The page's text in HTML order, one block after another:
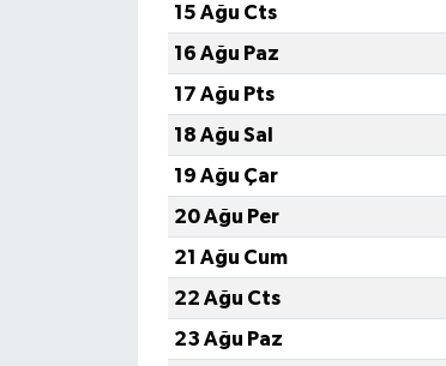
15 Ağu Cts
16 Ağu Paz
17 Ağu Pts
18 Ağu Sal
19 Ağu Çar
20 Ağu Per
21 Ağu Cum
22 Ağu Cts
23 Ağu Paz